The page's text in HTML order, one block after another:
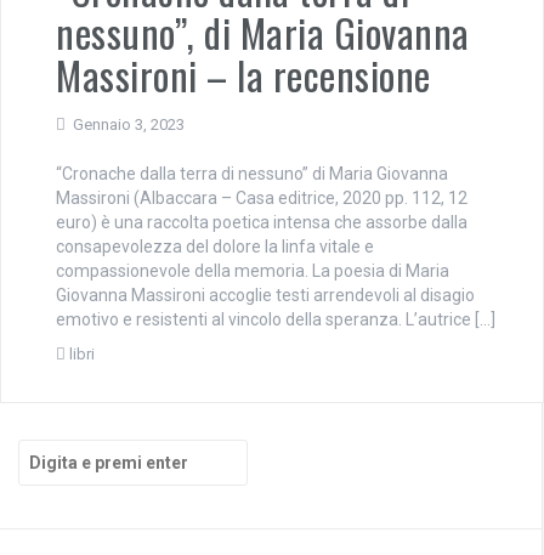
nessuno”, di Maria Giovanna
Massironi – la recensione
Gennaio 3, 2023
“Cronache dalla terra di nessuno” di Maria Giovanna
Massironi (Albaccara – Casa editrice, 2020 pp. 112, 12
euro) è una raccolta poetica intensa che assorbe dalla
consapevolezza del dolore la linfa vitale e
compassionevole della memoria. La poesia di Maria
Giovanna Massironi accoglie testi arrendevoli al disagio
emotivo e resistenti al vincolo della speranza. L’autrice […]
libri